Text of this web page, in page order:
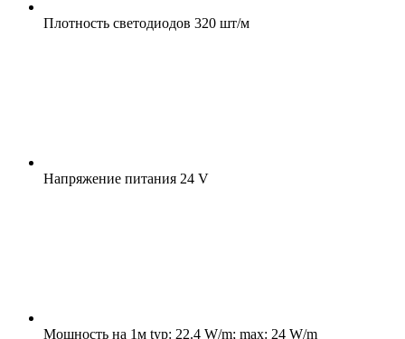
Плотность светодиодов 320 шт/м
Напряжение питания 24 V
Мощность на 1м typ: 22.4 W/m; max: 24 W/m